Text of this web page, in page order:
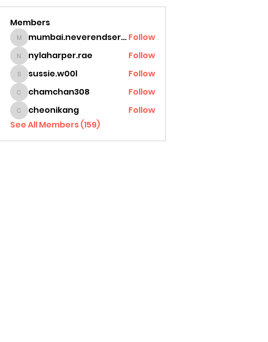
Members
mumbai.neverendservices mumbai.neverendservices Follow
nylaharper.rae
nylaharper.rae Follow
sussie.w00l
sussie.w00l Follow
chamchan308
chamchan308 Follow
cheonikang
cheonikang
Follow
See All Members (159)